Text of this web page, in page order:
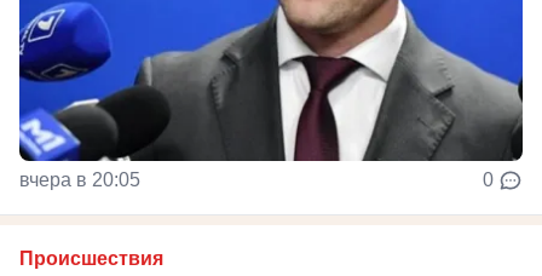
вчера в 20:05 0
Происшествия